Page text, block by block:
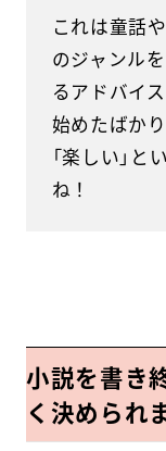
これは童話
のジャンル
るアドバイ
始めたばか
「楽しい」
ね！
小説を書き
く決められ